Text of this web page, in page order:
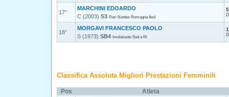
17°
MARCHINI EDOARDO
C (2003) S3 Rari Nantes Romagna Asd
18°
MORGAVI FRANCESCO PAOLO
S (1973) SB4 Imolanuoto Ssd a Rl
Classifica Assoluta Migliori Prestazioni Femminili
Pos Atleta